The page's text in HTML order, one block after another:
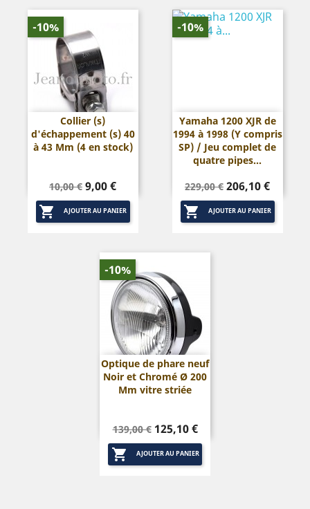
Collier (s)
d'échappement (s) 40
à 43 Mm (4 en stock)
Prix
de
base
10,00 € Prix
9,00 €
 AJOUTER AU PANIER
-10%
Yamaha 1200 XJR de
1994 à 1998 (Y compris
SP) / Jeu complet de
quatre pipes...
Prix
de
base
229,00 € Prix
206,10 €
 AJOUTER AU PANIER
-10%
Optique de phare neuf
Noir et Chromé Ø 200
Mm vitre striée
Prix
de
base
139,00 € Prix
125,10 €
 AJOUTER AU PANIER
-10%